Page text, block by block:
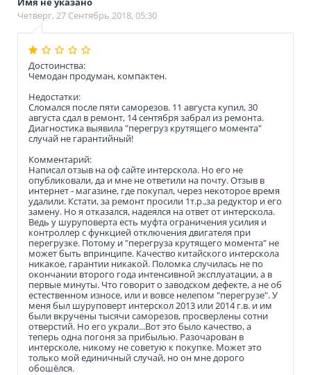
Четверг, 27 Сентябрь 2018, 05:30
Достоинства:
Чемодан продуман, компактен.
Недостатки:
Сломался после пяти саморезов. 11 августа купил, 30
августа сдал в ремонт, 14 сентября забрал из ремонта.
Диагностика выявила "перегруз крутящего момента"
случай не гарантийный!
Комментарий:
Написал отзыв на оф сайте интерскола. Но его не
опубликовали, да и мне не ответили на почту. Отзыв в
интернет - магазине, где покупал, через некоторое время
удалили. Кстати, за ремонт просили 1т.р.,за редуктор и его
замену. Но я отказался, надеялся на ответ от интерскола.
Ведь у шуруповерта есть муфта ограничения усилия и
контроллер с функцией отключения двигателя при
перегрузке. Потому и "перегруза крутящего момента" не
может быть впринципе. Качество китайского интерскола
никакое, гарантии никакой. Поломка случилась не по
окончании второго года интенсивной эксплуатации, а в
первые минуты. Что говорит о заводском дефекте, а не об
естественном износе, или и вовсе нелепом "перегрузе". У
меня был шуруповерт интерскол 2013 или 2014 г.в. и им
были вкручены тысячи саморезов, просверлены сотни
отверстий. Но его украли...Вот это было качество, а
теперь одна погоня за прибылью. Разочарован в
интерсколе, никому не советую к покупке. Может это
только мой единичный случай, но он мне дорого
обошёлся.